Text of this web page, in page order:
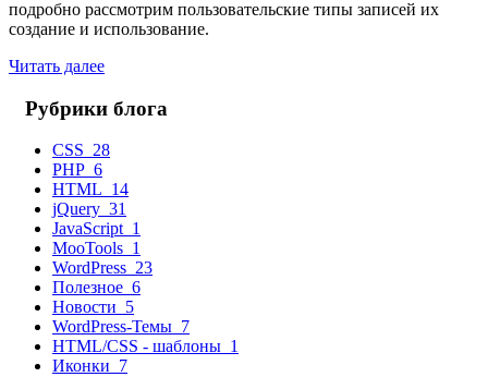
подробно рассмотрим пользовательские типы записей их
создание и использование.
Читать далее
Рубрики блога
CSS 28
PHP 6
HTML 14
jQuery 31
JavaScript 1
MooTools 1
WordPress 23
Полезное 6
Новости 5
WordPress-Темы 7
HTML/CSS - шаблоны 1
Иконки 7